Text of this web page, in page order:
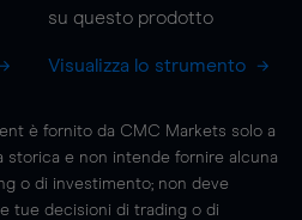
su questo prodotto
Visualizza lo strumento
è fornito da CMC Markets solo a
storica e non intende fornire alcuna
o di investimento; non deve
tue decisioni di trading o di